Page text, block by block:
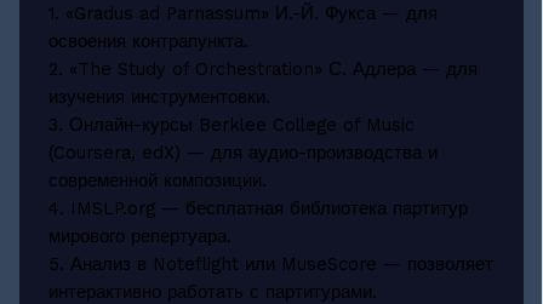
1. «Gradus ad Parnassum» И.-Й. Фукса — для
освоения контрапункта.
2. «The Study of Orchestration» С. Адлера — для
изучения инструментовки.
3. Онлайн-курсы Berklee College of Music
(Coursera, edX) — для аудио-производства и
современной композиции.
4. IMSLP.org — бесплатная библиотека партитур
мирового репертуара.
5. Анализ в Noteflight или MuseScore — позволяет
интерактивно работать с партитурами.